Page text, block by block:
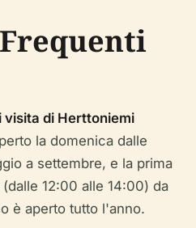
visita di Herttoniemi
la domenica dalle
a settembre, e la prima
12:00 alle 14:00) da
è aperto tutto l'anno.